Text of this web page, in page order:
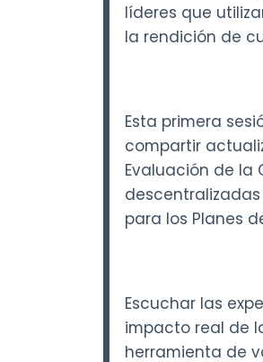
líderes que
la rendición de
Esta primera
compartir
Evaluación de la
para los Planes
Escuchar las
impacto real de
herramienta de